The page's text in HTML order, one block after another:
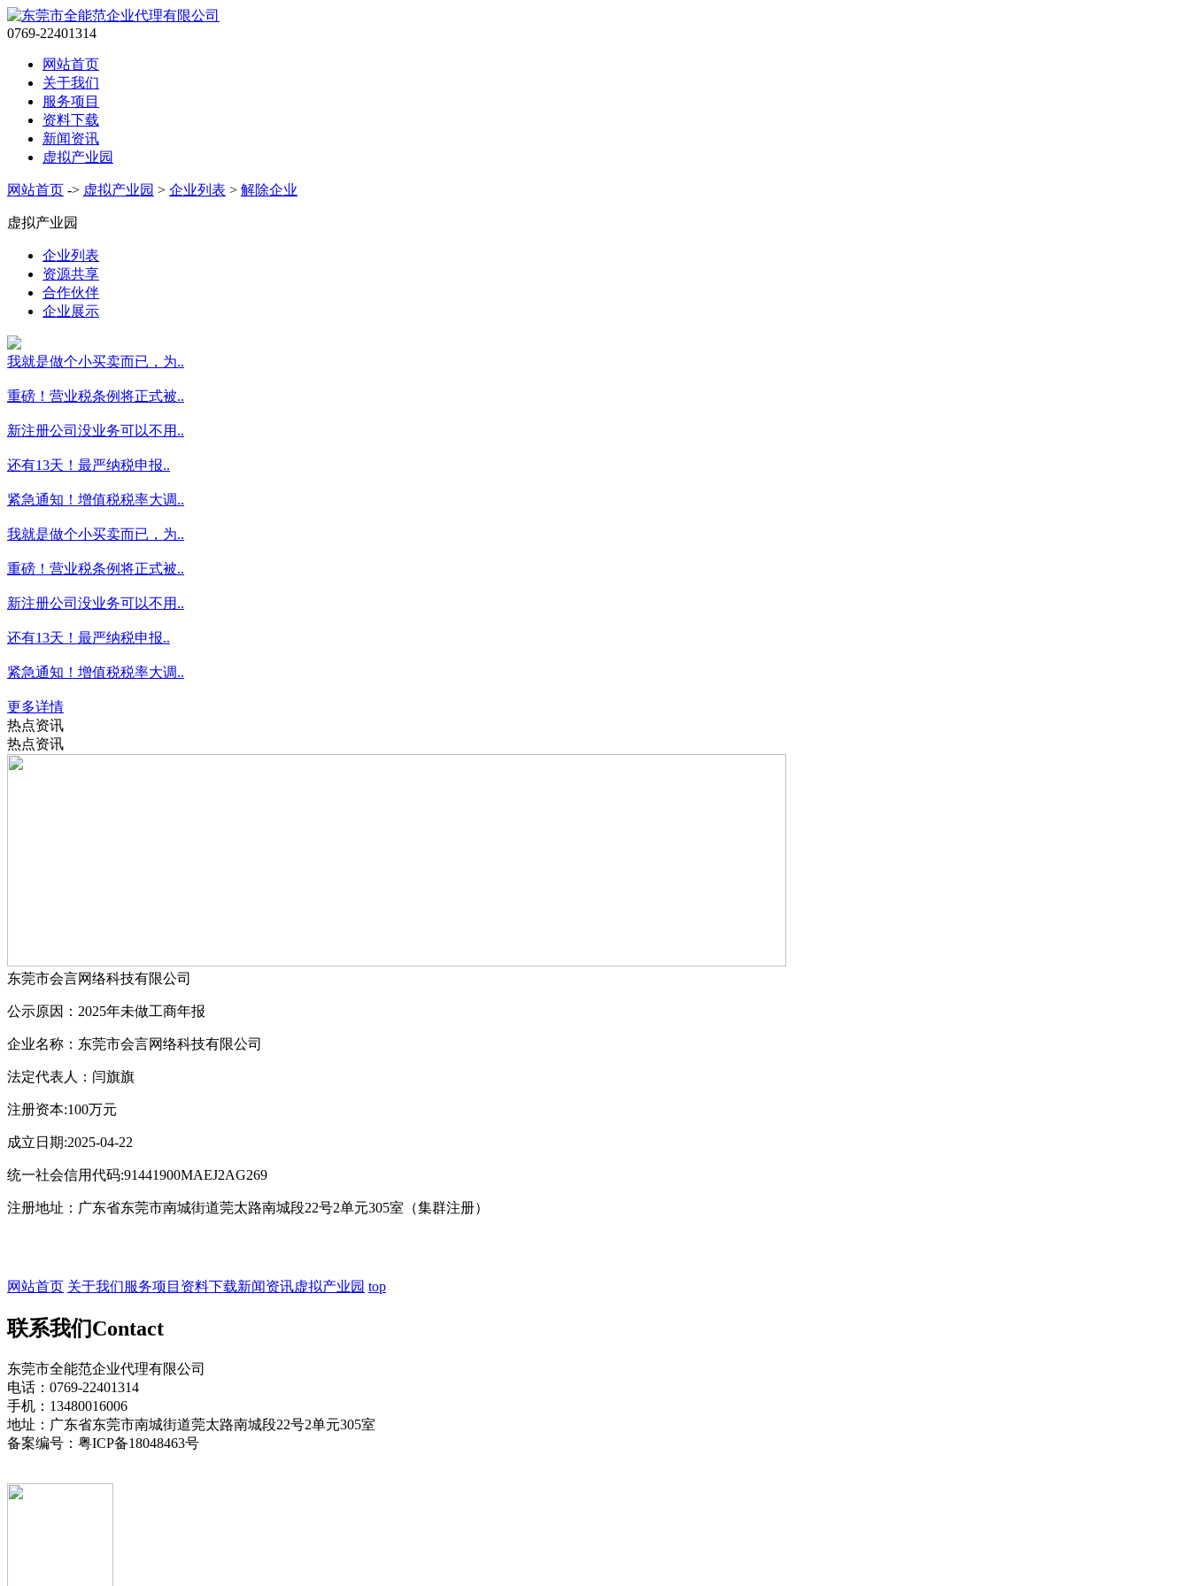
0769-22401314
网站首页
关于我们
服务项目
资料下载
新闻资讯
虚拟产业园
网站首页 -> 虚拟产业园 > 企业列表 > 解除企业
虚拟产业园
企业列表
资源共享
合作伙伴
企业展示
我就是做个小买卖而已，为..
重磅！营业税条例将正式被..
新注册公司没业务可以不用..
还有13天！最严纳税申报..
紧急通知！增值税税率大调..
我就是做个小买卖而已，为..
重磅！营业税条例将正式被..
新注册公司没业务可以不用..
还有13天！最严纳税申报..
紧急通知！增值税税率大调..
更多详情
热点资讯
热点资讯
东莞市会言网络科技有限公司
公示原因：2025年未做工商年报
企业名称：东莞市会言网络科技有限公司
法定代表人：闫旗旗
注册资本:100万元
成立日期:2025-04-22
统一社会信用代码:91441900MAEJ2AG269
注册地址：广东省东莞市南城街道莞太路南城段22号2单元305室（集群注册）
网站首页 关于我们服务项目 资料下载新闻资讯虚拟产业园 top
联系我们Contact
东莞市全能范企业代理有限公司
电话：0769-22401314
手机：13480016006
地址：广东省东莞市南城街道莞太路南城段22号2单元305室
备案编号：粤ICP备18048463号